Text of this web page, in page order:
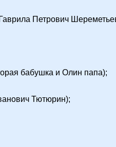
Петрович
бабушка и Олин папа);
Тютюрин);